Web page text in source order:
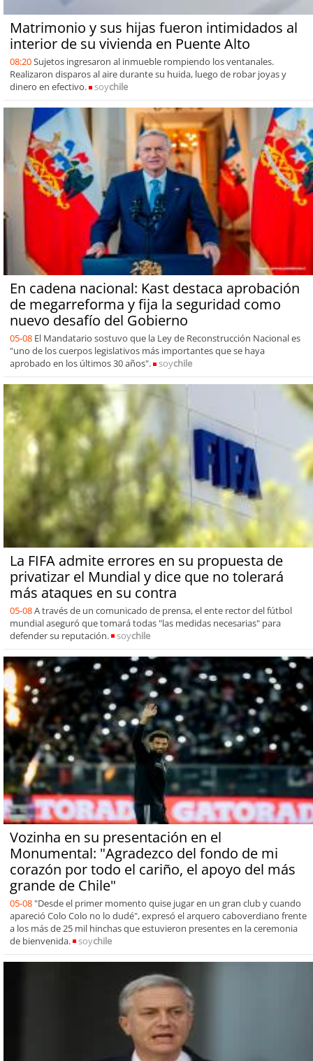
Matrimonio y sus hijas fueron intimidados al
interior de su vivienda en Puente Alto
08:20Sujetos ingresaron al inmueble rompiendo los ventanales.
Realizaron disparos al aire durante su huida, luego de robar joyas y
dinero en efectivo.
soychile
En cadena nacional: Kast destaca aprobación
de megarreforma y fija la seguridad como
nuevo desafío del Gobierno
05-08 El Mandatario sostuvo que la Ley de Reconstrucción Nacional es
"uno de los cuerpos legislativos más importantes que se haya
aprobado en los últimos 30 años".
soychile
La FIFA admite errores en su propuesta de
privatizar el Mundial y dice que no tolerará
más ataques en su contra
05-08A través de un comunicado de prensa, el ente rector del fútbol
mundial aseguró que tomará todas "las medidas necesarias" para
defender su reputación.
soychile
Vozinha en su presentación en el
Monumental: "Agradezco del fondo de mi
corazón por todo el cariño, el apoyo del más
grande de Chile"
05-08 "Desde el primer momento quise jugar en un gran club y cuando
apareció Colo Colo no lo dudé", expresó el arquero caboverdiano frente
a los más de 25 mil hinchas que estuvieron presentes en la ceremonia
de bienvenida.
soychile